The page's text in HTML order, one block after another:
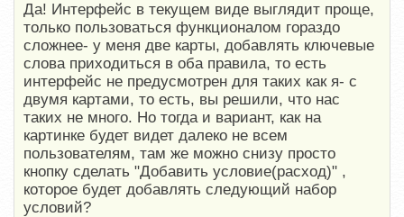
Да! Интерфейс в текущем виде выглядит проще,
только пользоваться функционалом гораздо
сложнее- у меня две карты, добавлять ключевые
слова приходиться в оба правила, то есть
интерфейс не предусмотрен для таких как я- с
двумя картами, то есть, вы решили, что нас
таких не много. Но тогда и вариант, как на
картинке будет видет далеко не всем
пользователям, там же можно снизу просто
кнопку сделать "Добавить условие(расход)" ,
которое будет добавлять следующий набор
условий?